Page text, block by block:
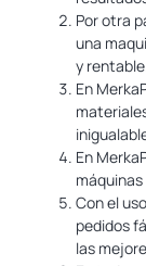
Por otra
una
y
En
En
Con el
pedidos
las